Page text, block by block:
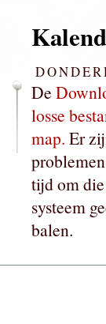
De
losse
map. Er
tijd om
systeem
balen.